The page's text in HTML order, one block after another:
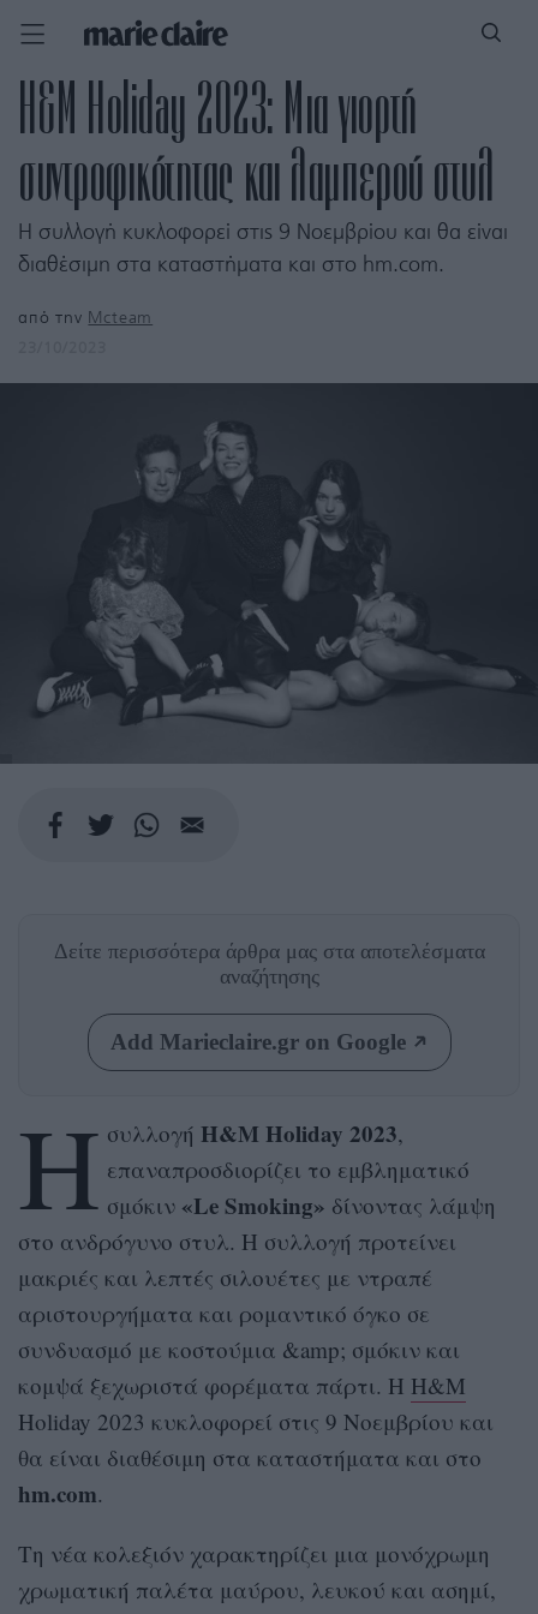
H&M Holiday 2023: Μια γιορτή
συντροφικότητας και λαμπερού στυλ
Η συλλογή κυκλοφορεί στις 9 Νοεμβρίου και θα είναι
διαθέσιμη στα καταστήματα και στο hm.com.
από την Mcteam
Δείτε περισσότερα άρθρα μας στα αποτελέσματα
αναζήτησης
Add Marieclaire.gr on Google
Η συλλογή H&M Holiday 2023,
επαναπροσδιορίζει το εμβληματικό
σμόκιν «Le Smoking» δίνοντας λάμψη
στο ανδρόγυνο στυλ. Η συλλογή προτείνει
μακριές και λεπτές σιλουέτες με ντραπέ
αριστουργήματα και ρομαντικό όγκο σε
συνδυασμό με κοστούμια &amp; σμόκιν και
κομψά ξεχωριστά φορέματα πάρτι. Η H&M
Holiday 2023 κυκλοφορεί στις 9 Νοεμβρίου και
θα είναι διαθέσιμη στα καταστήματα και στο
hm.com.
Τη νέα κολεξιόν χαρακτηρίζει μια μονόχρωμη
χρωματική παλέτα μαύρου, λευκού και ασημί,